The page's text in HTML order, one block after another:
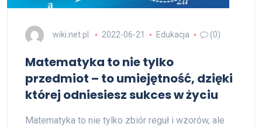
wiki.net.pl 2022-06-21 Edukacja (0)
Matematyka to nie tylko
przedmiot – to umiejętność, dzięki
której odniesiesz sukces w życiu
Matematyka to nie tylko zbiór reguł i wzorów, ale